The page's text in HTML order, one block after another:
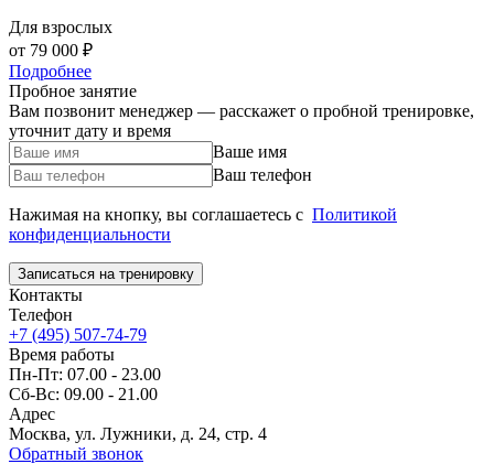
Для взрослых
от 79 000 ₽
Подробнее
Пробное занятие
Вам позвонит менеджер — расскажет о пробной тренировке,
уточнит дату и время
Ваше имя
Ваш телефон
Нажимая на кнопку, вы соглашаетесь с Политикой
конфиденциальности
Контакты
Телефон
+7 (495) 507-74-79
Время работы
Пн-Пт: 07.00 - 23.00
Сб-Вс: 09.00 - 21.00
Адрес
Москва, ул. Лужники, д. 24, стр. 4
Обратный звонок